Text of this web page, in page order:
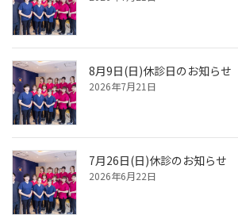
8月9日(日)休診日のお知らせ
2026年7月21日
7月26日(日)休診のお知らせ
2026年6月22日